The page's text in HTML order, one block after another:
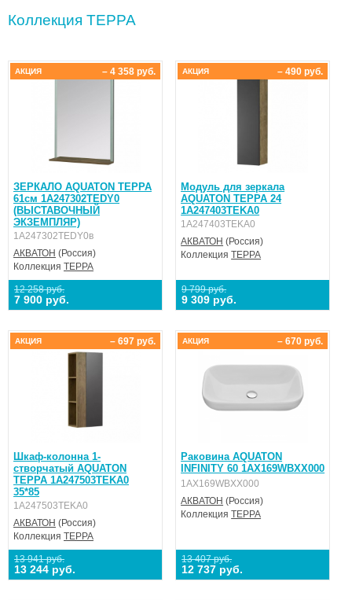
Коллекция ТЕРРА
ЗЕРКАЛО AQUATON ТЕРРА
61см 1A247302TEDY0
(ВЫСТАВОЧНЫЙ
ЭКЗЕМПЛЯР)
1A247302TEDY0в
АКВАТОН (Россия)
Коллекция ТЕРРА
12 258 руб.
7 900 руб.
– 4 358 руб.
АКЦИЯ
Модуль для зеркала
AQUATON ТЕРРА 24
1A247403TEKA0
1A247403TEKA0
АКВАТОН (Россия)
КоллекцияТЕРРА
9 799 руб.
9 309 руб.
– 490 руб.
АКЦИЯ
Шкаф-колонна 1-
створчатый AQUATON
ТЕРРА 1A247503TEKA0
35*85
1A247503TEKA0
АКВАТОН (Россия)
Коллекция ТЕРРА
13 941 руб.
13 244 руб.
– 697 руб.
АКЦИЯ
Раковина AQUATON
INFINITY 60 1AX169WBXX000
1AX169WBXX000
АКВАТОН (Россия)
КоллекцияТЕРРА
13 407 руб.
12 737 руб.
– 670 руб.
АКЦИЯ